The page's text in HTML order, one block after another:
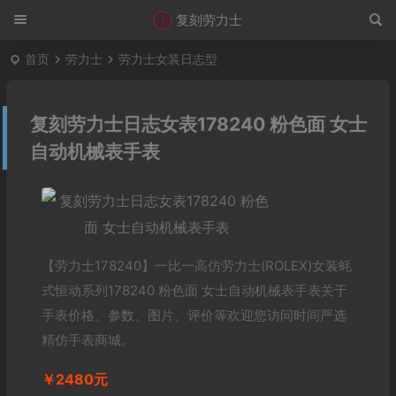
复刻劳力士
首页 劳力士 劳力士女装日志型
复刻劳力士日志女表178240 粉色面 女士
自动机械表手表
【劳力士178240】一比一高仿劳力士(ROLEX)女装蚝
式恒动系列178240 粉色面 女士自动机械表手表关于
手表价格、参数、图片、评价等欢迎您访问时间严选
精仿手表商城。
￥2480元